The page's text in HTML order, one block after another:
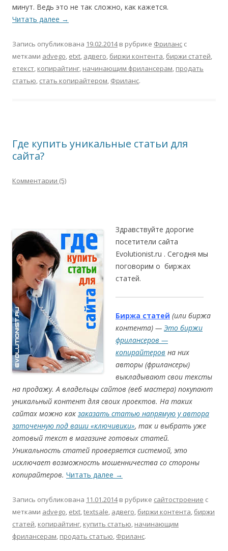
минут. Ведь это не так сложно, как кажется.
Читать далее →
Запись опубликована 19.02.2014в рубрике Фриланс с
метками advego, etxt, адвего, биржи контента, биржи статей,
етекст, копирайтинг, начинающим фрилансерам, продать
статью, стать копирайтером, Фриланс.
Где купить уникальные статьи для
сайта?
Комментарии (5)
Здравствуйте дорогие
посетители сайта
Evolutionist.ru . Сегодня мы
поговорим о биржах
статей.
Биржа статей (или биржа
контента) — Это биржи
фрилансеров —
копирайтеров на них
авторы (фрилансеры)
выкладывают свои тексты
на продажу. А владельцы сайтов (веб мастера) покупают
уникальный контент для своих проектов. На таких
сайтах можно как заказать статью напрямую у автора
заточенную под ваши «ключивики», так и выбрать уже
готовый текст в магазине готовых статей.
Уникальность статей проверяется системой, это
исключает возможность мошенничества со стороны
копирайтеров. Читать далее →
Запись опубликована 11.01.2014в рубрике сайтостроение с
метками advego, etxt,textsale, адвего, биржи контента, биржи
статей, копирайтинг, купить статью, начинающим
фрилансерам, продать статью, Фриланс.